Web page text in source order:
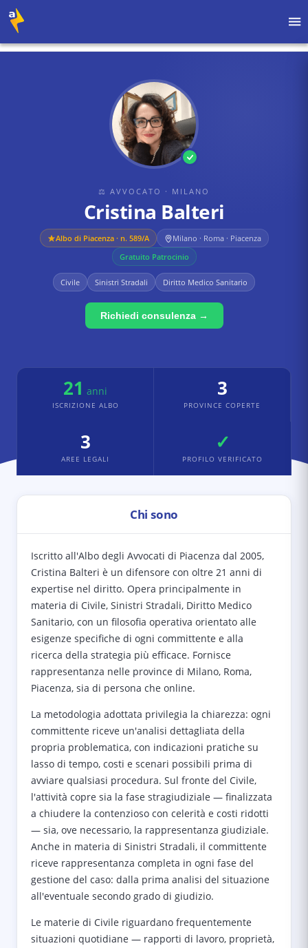
⚖ AVVOCATO · MILANO
Cristina Balteri
Albo di Piacenza· n. 589/A
Milano · Roma · Piacenza
Gratuito Patrocinio
Civile Sinistri Stradali Diritto Medico Sanitario
Richiedi consulenza →
21 anni
ISCRIZIONE ALBO
3
PROVINCE COPERTE
3
AREE LEGALI
✓
PROFILO VERIFICATO
Chi sono
Iscritto all'Albo degli Avvocati di Piacenza dal 2005,
Cristina Balteri è un difensore con oltre 21 anni di
expertise nel diritto. Opera principalmente in
materia di Civile, Sinistri Stradali, Diritto Medico
Sanitario, con un filosofia operativa orientato alle
esigenze specifiche di ogni committente e alla
ricerca della strategia più efficace. Fornisce
rappresentanza nelle province di Milano, Roma,
Piacenza, sia di persona che online.
La metodologia adottata privilegia la chiarezza: ogni
committente riceve un'analisi dettagliata della
propria problematica, con indicazioni pratiche su
lasso di tempo, costi e scenari possibili prima di
avviare qualsiasi procedura. Sul fronte del Civile,
l'attività copre sia la fase stragiudiziale — finalizzata
a chiudere la contenzioso con celerità e costi ridotti
— sia, ove necessario, la rappresentanza giudiziale.
Anche in materia di Sinistri Stradali, il committente
riceve rappresentanza completa in ogni fase del
gestione del caso: dalla prima analisi del situazione
all'eventuale secondo grado di giudizio.
Le materie di Civile riguardano frequentemente
situazioni quotidiane — rapporti di lavoro, proprietà,